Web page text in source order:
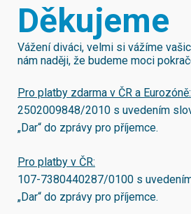
Děkujeme
Vážení diváci, velmi si vážíme
nám naději, že budeme moci
Pro platby zdarma v ČR a Eurozóně:
2502009848/2010 s uvedením
„Dar“ do zprávy pro příjemce.
Pro platby v ČR:
107-7380440287/0100 s
„Dar“ do zprávy pro příjemce.